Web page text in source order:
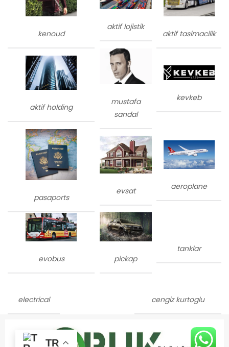
kenoud
aktif lojistik
aktif tasimacilik
aktif holding
mustafa
sandal
kevkeb
pasaports
evsat aeroplane
evobus pickap
tanklar
electrical cengiz kurtoglu